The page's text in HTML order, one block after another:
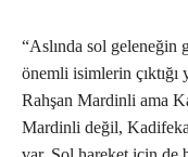
“Aslında sol
önemli isimlerin
Rahşan Mardinli ama
Mardinli değil,